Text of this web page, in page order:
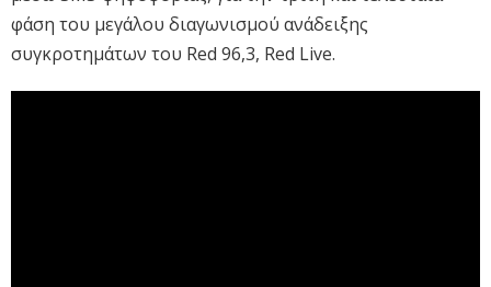
φάση του μεγάλου διαγωνισμού ανάδειξης
συγκροτημάτων του Red 96,3, Red Live.